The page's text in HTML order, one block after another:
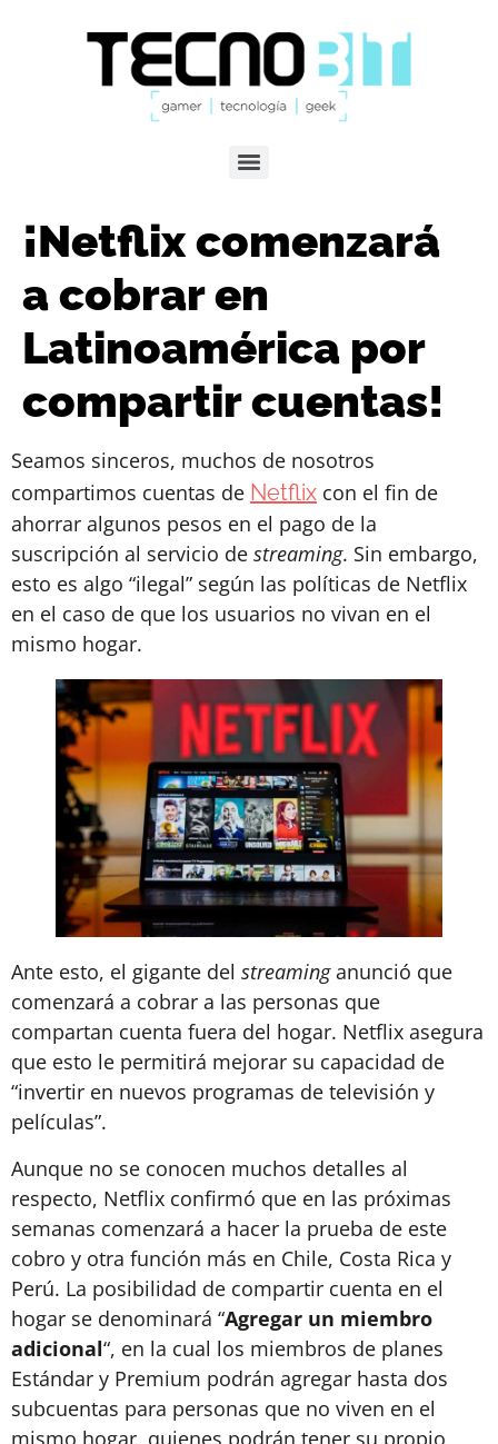
¡Netflix comenzará
a cobrar en
Latinoamérica por
compartir cuentas!
Seamos sinceros, muchos de nosotros
compartimos cuentas de Netflix con el fin de
ahorrar algunos pesos en el pago de la
suscripción al servicio de streaming. Sin embargo,
esto es algo “ilegal” según las políticas de Netflix
en el caso de que los usuarios no vivan en el
mismo hogar.
Ante esto, el gigante del streaminganunció que
comenzará a cobrar a las personas que
compartan cuenta fuera del hogar. Netflix asegura
que esto le permitirá mejorar su capacidad de
“invertir en nuevos programas de televisión y
películas”.
Aunque no se conocen muchos detalles al
respecto, Netflix confirmó que en las próximas
semanas comenzará a hacer la prueba de este
cobro y otra función más en Chile, Costa Rica y
Perú. La posibilidad de compartir cuenta en el
hogar se denominará “Agregar un miembro
adicional“, en la cual los miembros de planes
Estándar y Premium podrán agregar hasta dos
subcuentas para personas que no viven en el
mismo hogar, quienes podrán tener su propio